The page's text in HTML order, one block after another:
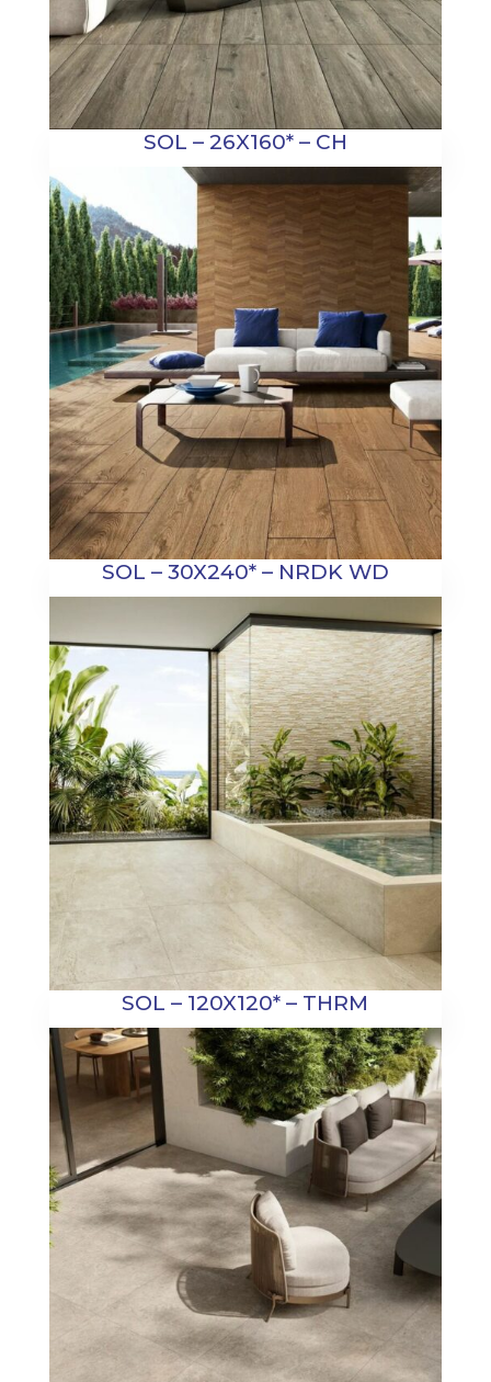
SOL – 26X160* – CH
SOL – 30X240* – NRDK WD
SOL – 120X120* – THRM